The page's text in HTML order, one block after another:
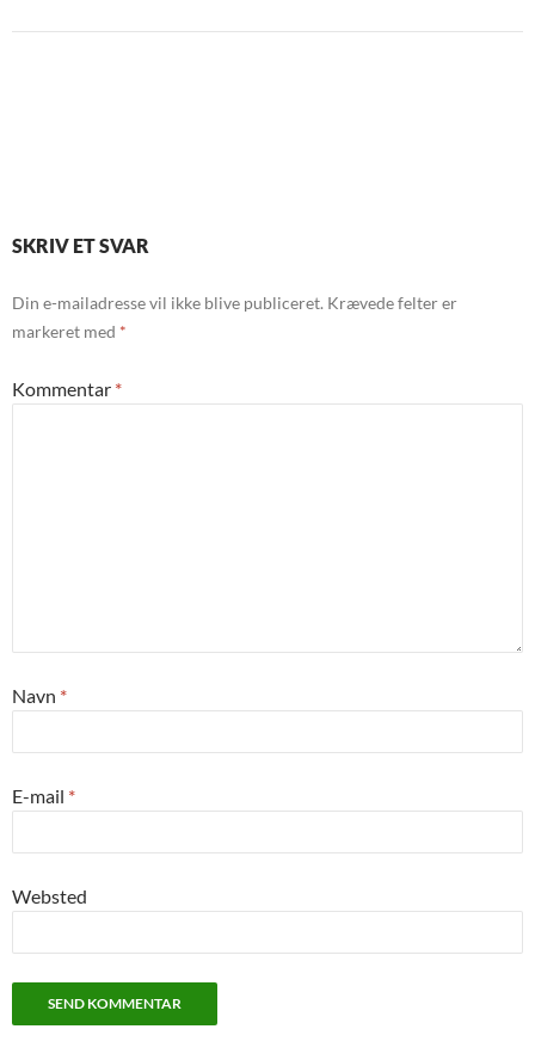
SKRIV ET SVAR
Din e-mailadresse vil ikke blive publiceret. Krævede felter er
markeret med *
Kommentar *
Navn *
E-mail *
Websted